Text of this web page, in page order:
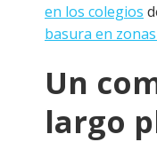
en los colegios
basura en
Un
largo